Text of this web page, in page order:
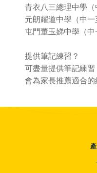
青衣八三總理中學（
元朗耀道中學（中一
屯門董玉娣中學（中
提供筆記練習？
可盡量提供筆記練
會為家長推薦適合的